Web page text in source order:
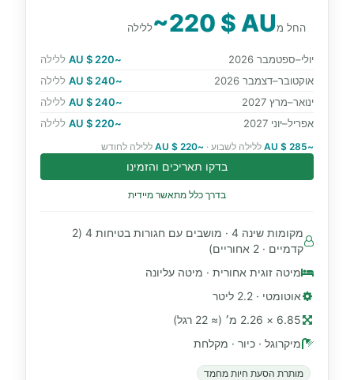
החל מ~220 $ AUללילה
יולי–ספטמבר 2026 ~220 $ AU
ללילה
אוקטובר–דצמבר 2026
~240 $ AU
ללילה
ינואר–מרץ 2027
~240 $ AU
ללילה
אפריל–יוני 2027
~220 $ AU ללילה
~285 $ AU ללילה לשבוע · ~220 $ AU ללילה לחודש
בדקו תאריכים והזמינו
בדרך כלל מתאשר מיידית
מקומות שינה 4 · מושבים עם חגורות בטיחות 4 (2
קדמיים · 2 אחוריים)
מיטה זוגית אחורית · מיטה עליונה
אוטומטי · 2.2 ליטר
6.85 × 2.26 מ׳ (≈ 22 רגל)
מיקרוגל · כיור · מקלחת
מותרת הסעת חיות מחמד